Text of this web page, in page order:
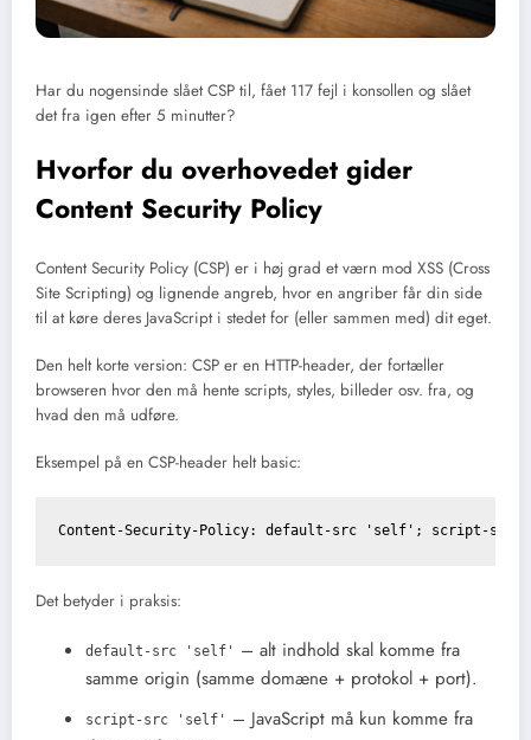
Har du nogensinde slået CSP til, fået 117 fejl i konsollen og slået
det fra igen efter 5 minutter?
Hvorfor du overhovedet gider
Content Security Policy
Content Security Policy (CSP) er i høj grad et værn mod XSS (Cross
Site Scripting) og lignende angreb, hvor en angriber får din side
til at køre deres JavaScript i stedet for (eller sammen med) dit eget.
Den helt korte version: CSP er en HTTP-header, der fortæller
browseren hvor den må hente scripts, styles, billeder osv. fra, og
hvad den må udføre.
Eksempel på en CSP-header helt basic:
Content-Security-Policy: default-src 'self'; script-src
Det betyder i praksis:
default-src 'self'
– alt indhold skal komme fra
samme origin (samme domæne + protokol + port).
script-src 'self'
– JavaScript må kun komme fra